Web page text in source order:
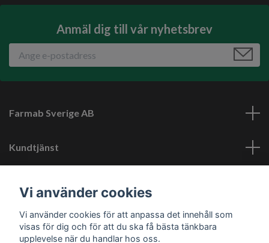
Anmäl dig till vår nyhetsbrev
Farmab Sverige AB
Kundtjänst
Sociala medier
Vi använder cookies
Vi använder cookies för att anpassa det innehåll som
visas för dig och för att du ska få bästa tänkbara
upplevelse när du handlar hos oss.